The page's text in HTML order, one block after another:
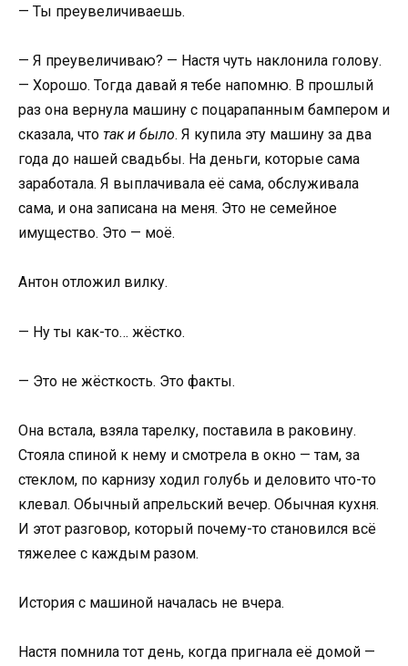
— Ты преувеличиваешь.
— Я преувеличиваю? — Настя чуть наклонила голову.
— Хорошо. Тогда давай я тебе напомню. В прошлый
раз она вернула машину с поцарапанным бампером и
сказала, что так и было. Я купила эту машину за два
года до нашей свадьбы. На деньги, которые сама
заработала. Я выплачивала её сама, обслуживала
сама, и она записана на меня. Это не семейное
имущество. Это — моё.
Антон отложил вилку.
— Ну ты как-то… жёстко.
— Это не жёсткость. Это факты.
Она встала, взяла тарелку, поставила в раковину.
Стояла спиной к нему и смотрела в окно — там, за
стеклом, по карнизу ходил голубь и деловито что-то
клевал. Обычный апрельский вечер. Обычная кухня.
И этот разговор, который почему-то становился всё
тяжелее с каждым разом.
История с машиной началась не вчера.
Настя помнила тот день, когда пригнала её домой —